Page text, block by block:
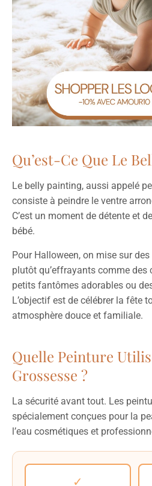
Qu’est-Ce Que Le
Le belly painting, aussi appelé
consiste à peindre le ventre
C’est un moment de détente et
bébé.
Pour Halloween, on mise sur
plutôt qu’effrayants comme des
petits fantômes adorables ou
L’objectif est de célébrer la fête
atmosphère douce et familiale.
Quelle Peinture
Grossesse ?
La sécurité avant tout. Les
spécialement conçues pour la
l’eau cosmétiques et
✓